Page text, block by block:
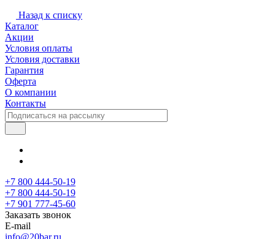
Назад к списку
Каталог
Акции
Условия оплаты
Условия доставки
Гарантия
Оферта
О компании
Контакты
+7 800 444-50-19
+7 800 444-50-19
+7 901 777-45-60
Заказать звонок
E-mail
info@20bar.ru